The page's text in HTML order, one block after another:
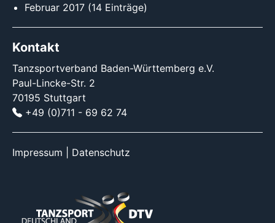
Februar 2017 (14 Einträge)
Kontakt
Tanzsportverband Baden-Württemberg e.V.
Paul-Lincke-Str. 2
70195 Stuttgart
+49 (0)711 - 69 62 74
Impressum Datenschutz